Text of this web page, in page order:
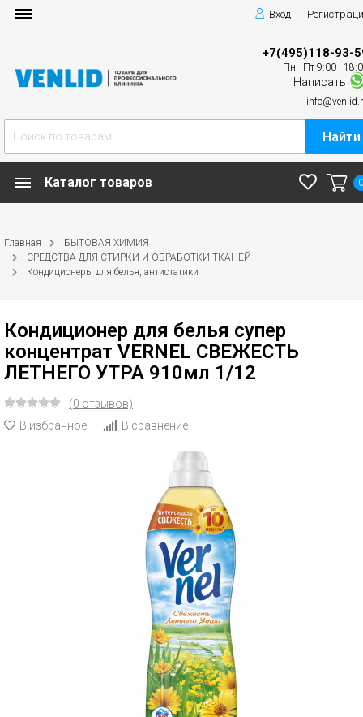
Вход
+7(495)118-93-
Пн—Пт
Написать
Найти
Каталог товаров
Главная
БЫТОВАЯ ХИМИЯ
СРЕДСТВА ДЛЯ СТИРКИ И ОБРАБОТКИ ТКАНЕЙ
Кондиционеры для белья, антистатики
Кондиционер для белья супер
концентрат VERNEL СВЕЖЕСТЬ
ЛЕТНЕГО УТРА 910мл 1/12
(0 отзывов)
В избранное
В сравнение